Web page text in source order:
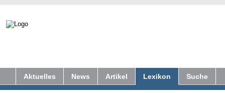
Aktuelles News Artikel Lexikon Suche